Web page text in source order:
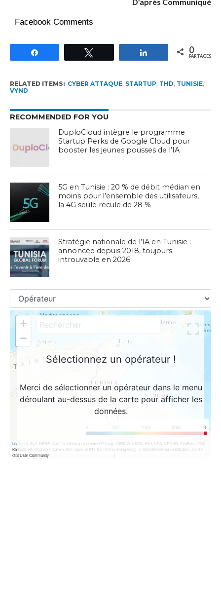
Facebook Comments
Partagez 0
PARTAGES
RELATED ITEMS: CYBER ATTAQUE, STARTUP THD TUNISIE,
VYND
RECOMMENDED FOR YOU
DuploCloud intègre le programme
Startup Perks de Google Cloud pour
booster les jeunes pousses de l’IA
5G en Tunisie : 20 % de débit médian en
moins pour l’ensemble des utilisateurs,
la 4G seule recule de 28 %
Stratégie nationale de l’IA en Tunisie :
annoncée depuis 2018, toujours
introuvable en 2026